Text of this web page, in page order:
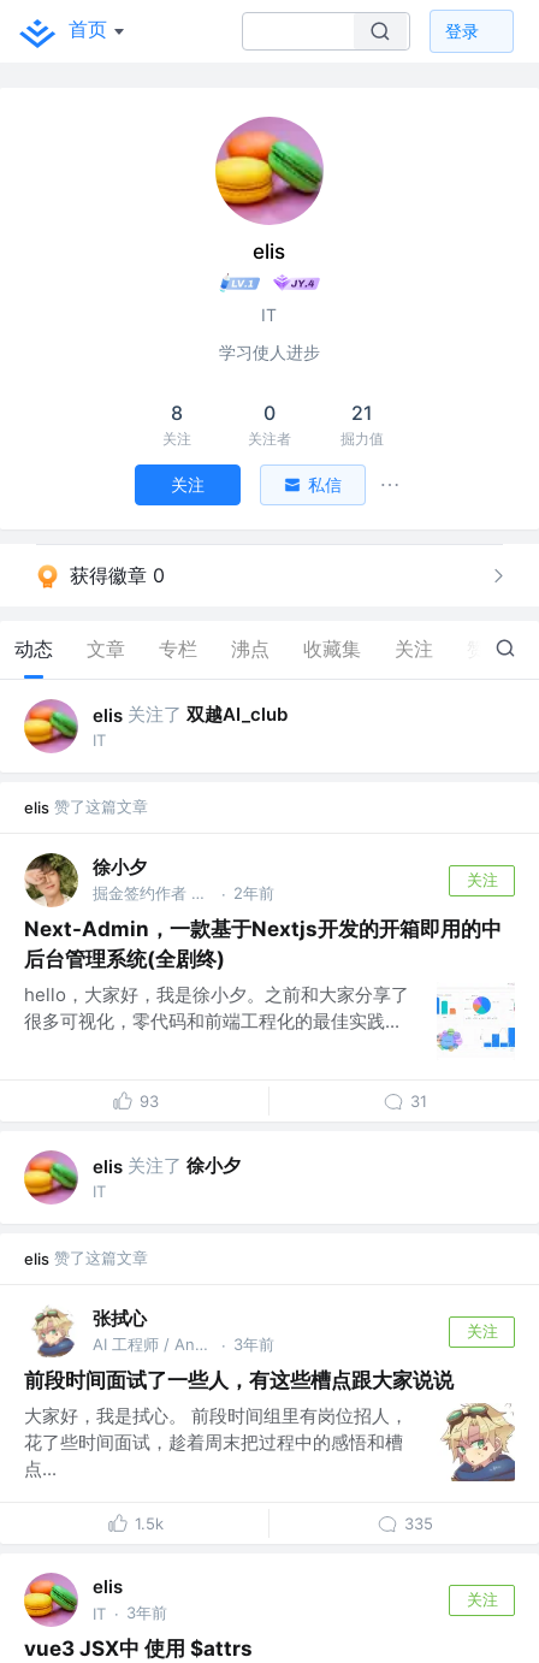
首页 登录
elis
IT
学习使人进步
8
关注
0
关注者
21
掘力值
关注 私信
获得徽章 0
动态 文章 专栏 沸点 收藏集 关注 4
elis 关注了 双越AI_club
IT
elis 赞了这篇文章
徐小夕
掘金签约作者 @flowmix多模态 · 2年前
关注
Next-Admin，一款基于Nextjs开发的开箱即用的中
后台管理系统(全剧终)
hello，大家好，我是徐小夕。之前和大家分享了
很多可视化，零代码和前端工程化的最佳实践...
93 31
elis 关注了 徐小夕
IT
elis 赞了这篇文章
张拭心
AI 工程师 / Android GDE / 出版书作者 @上海 · 3年前
关注
前段时间面试了一些人，有这些槽点跟大家说说
大家好，我是拭心。 前段时间组里有岗位招人，
花了些时间面试，趁着周末把过程中的感悟和槽
点...
1.5k 335
elis
IT · 3年前
关注
vue3 JSX中 使用 $attrs